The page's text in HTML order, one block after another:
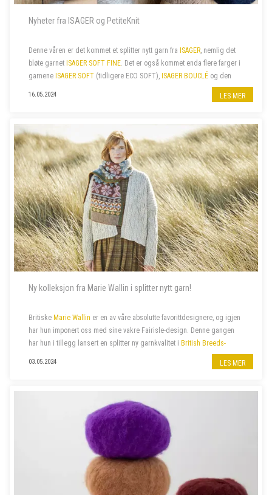
Nyheter fra ISAGER og PetiteKnit
Denne våren er det kommet et splitter nytt garn fra ISAGER, nemlig det
bløte garnet ISAGER SOFT FINE. Det er også kommet enda flere farger i
garnene ISAGER SOFT (tidligere ECO SOFT), ISAGER BOUCLÉ og den
. I tillegg har vi nylig fått...
16.05.2024 LES MER
Ny kolleksjon fra Marie Wallin i splitter nytt garn!
Britiske Marie Wallin er en av våre absolutte favorittdesignere, og igjen
har hun imponert oss med sine vakre Fairisle-design. Denne gangen
har hun i tillegg lansert en splitter ny garnkvalitet i British Breeds-
, er
03.05.2024 LES MER